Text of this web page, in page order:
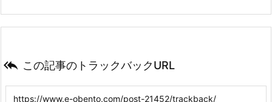
 この記事のトラックバックURL